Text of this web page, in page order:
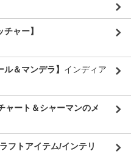
ャー】
＆マンデラ】 インディア
ャート＆シャーマンのメ
フトアイテム/インテリ